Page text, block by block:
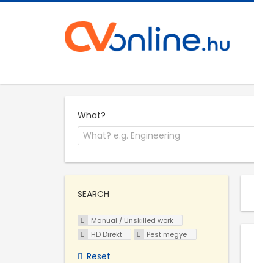
What?
SEARCH
Manual / Unskilled work
HD Direkt
Pest megye
Reset